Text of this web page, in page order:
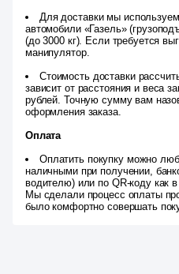
Для доставки мы
автомобили «Газель»
(до 3000 кг). Если требуется
манипулятор.
Стоимость доставки
зависит от расстояния и веса
рублей. Точную сумму вам
оформления заказа.
Оплата
Оплатить покупку можно
наличными при получении,
водителю) или по QR-коду как
Мы сделали процесс оплаты
было комфортно совершать